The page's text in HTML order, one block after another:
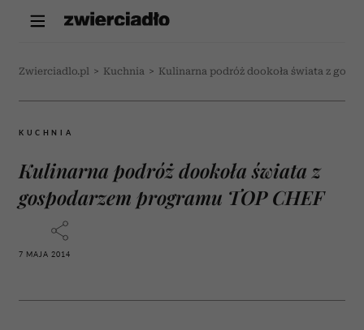
Zwierciadlo.pl > Kuchnia > Kulinarna podróż dookoła świata z
KUCHNIA
Kulinarna podróż dookoła świata z
gospodarzem programu TOP CHEF
7 MAJA 2014